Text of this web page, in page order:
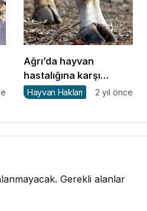
Ağrı’da hayvan
hastalığına karşı
seferberlik
Hayvan Hakları 2 yıl önce
Gerekli alanlar